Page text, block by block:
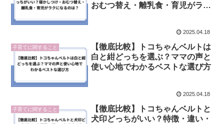
おむつ替え・離乳食・育児がラク
2025.04.18
子育てに関すること
【徹底比較】トコちゃんベルトは
白と紺どっちを選ぶ？ママの声と
使い心地でわかるベストな選び方
2025.04.18
子育てに関すること
【徹底比較】トコちゃんベルトと
犬印どっちがいい？特徴・違い・